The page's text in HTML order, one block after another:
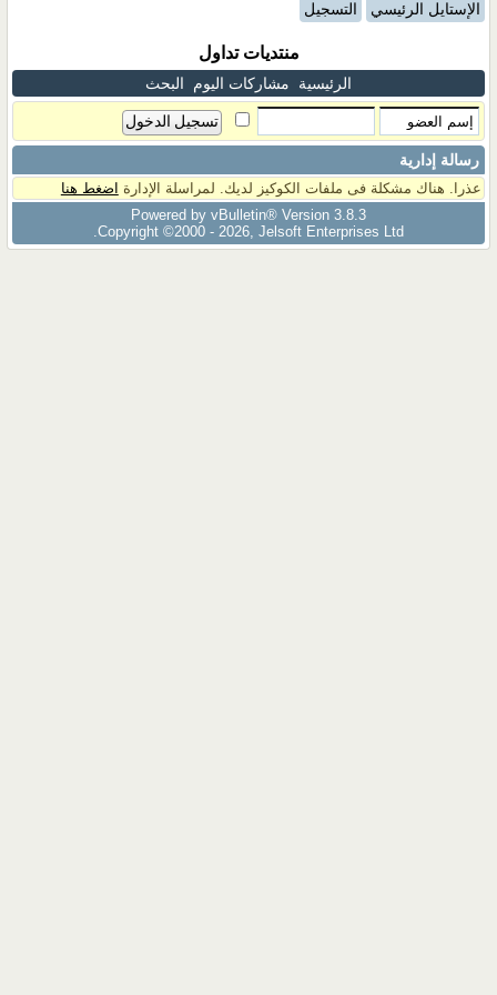
الإستايل الرئيسي التسجيل
منتديات تداول
الرئيسية مشاركات اليوم البحث
رسالة إدارية
عذرا. هناك مشكلة فى ملفات الكوكيز لديك. لمراسلة الإدارة اضغط هنا
Powered by vBulletin® Version 3.8.3
Copyright ©2000 - 2026, Jelsoft Enterprises Ltd.